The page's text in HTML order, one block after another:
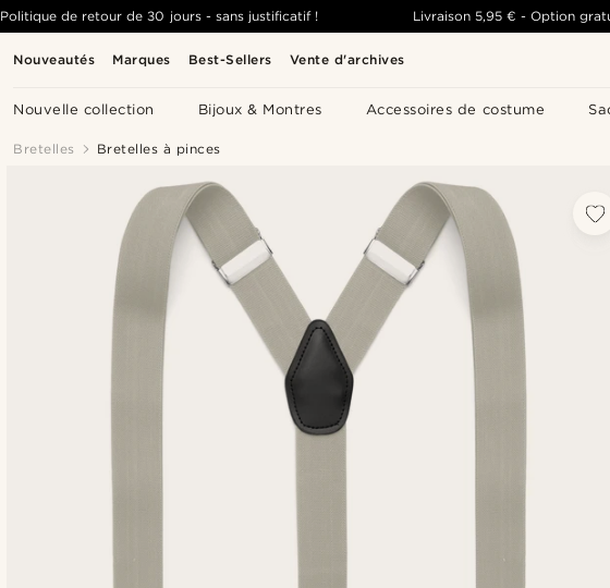
Nouveautés Marques Best-Sellers Vente d'archives
Nouvelle collection Bijoux & Montres Accessoires de costume
Politique de retour de 30 jours - sans justificatif ! Livraison 5,95 € -Option
Bretelles Bretelles à pinces